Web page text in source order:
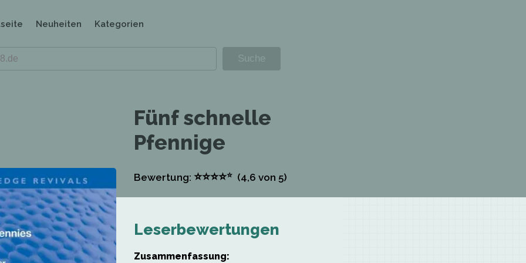
Neuheiten Kategorien
Fünf schnelle
Pfennige
Bewertung: ⭐⭐⭐⭐⭐ (4,6 von 5)
Leserbewertungen
Zusammenfassung: